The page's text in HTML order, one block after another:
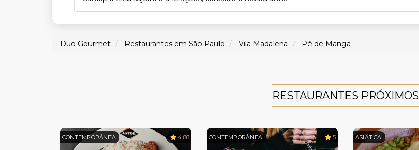
Duo Gourmet Restaurantes em São Paulo Vila Madalena Pé de Manga
RESTAURANTES PRÓXIMOS
CONTEMPORÂNEA 4.88 CONTEMPORÂNEA 5 ASIÁTICA